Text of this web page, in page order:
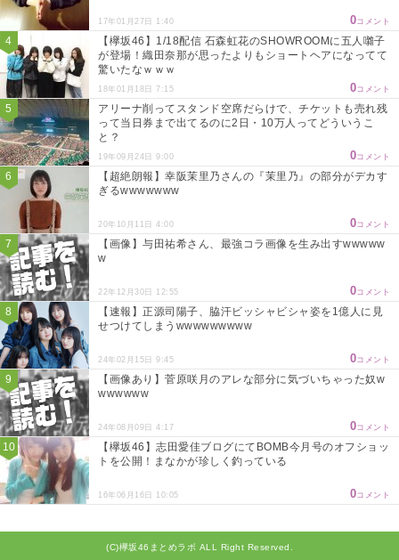
17年01月27日 1:40 0コメント
【欅坂46】1/18配信 石森虹花のSHOWROOMに五人囃子
が登場！織田奈那が思ったよりもショートヘアになってて
驚いたなｗｗｗ
18年01月18日 7:15 0コメント
アリーナ削ってスタンド空席だらけで、チケットも売れ残
って当日券まで出てるのに2日・10万人ってどういうこ
と？
19年09月24日 9:00 0コメント
【超絶朗報】幸阪茉里乃さんの『茉里乃』の部分がデカす
ぎるwwwwwww
20年10月11日 4:00 0コメント
【画像】与田祐希さん、最強コラ画像を生み出すwwwww
w
22年12月30日 12:55 0コメント
【速報】正源司陽子、脇汗ビッシャビシャ姿を1億人に見
せつけてしまうwwwwwwwww
24年02月15日 9:45 0コメント
【画像あり】菅原咲月のアレな部分に気づいちゃった奴w
wwwwww
24年08月09日 4:17 0コメント
【欅坂46】志田愛佳ブログにてBOMB今月号のオフショッ
トを公開！まなかが珍しく釣っている
16年06月16日 10:05 0コメント
(C)欅坂46まとめラボ ALL Right Reserved.